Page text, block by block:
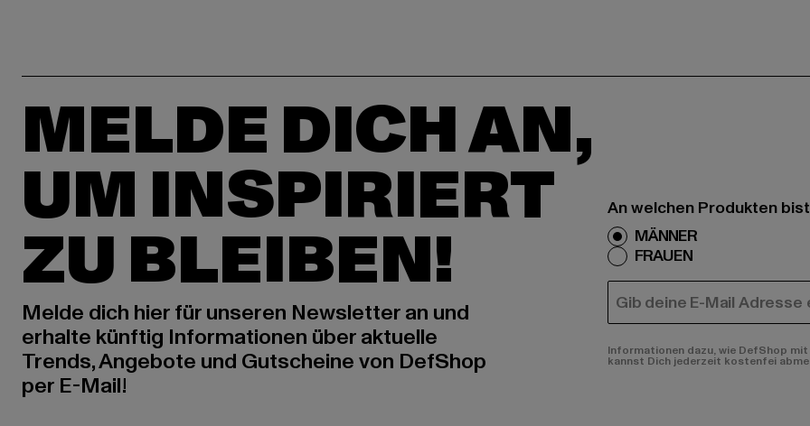
MELDE DICH AN,
UM INSPIRIERT
ZU BLEIBEN!
Melde dich hier für unseren Newsletter an und
erhalte künftig Informationen über aktuelle
Trends, Angebote und Gutscheine von DefShop
per E-Mail!
An welchen Produkten
MÄNNER
FRAUEN
E-MAIL
Informationen dazu, wie DefShop
kannst Dich jederzeit kostenfei